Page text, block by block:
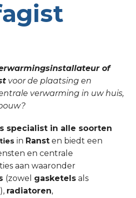
of
voor de plaatsing en
verwarming in uw huis,
specialist in alle soorten
in Ranst en biedt een
en centrale
aan waaronder
(zowel gasketels als
), radiatoren,